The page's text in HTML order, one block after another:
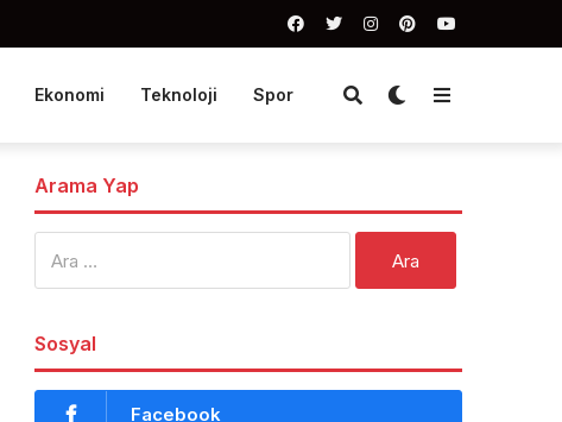
Ekonomi Teknoloji Spor
Arama Yap
Sosyal
Facebook